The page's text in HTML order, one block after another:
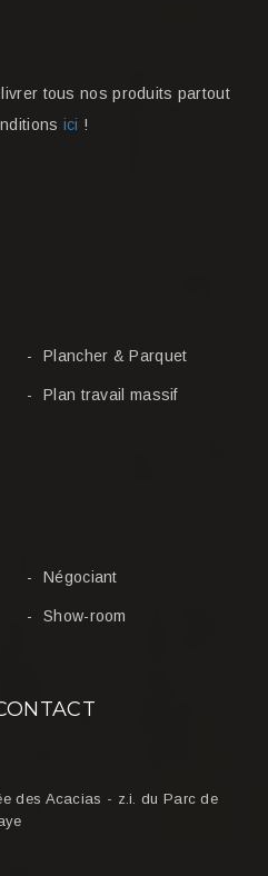
tous nos produits partout
ici !
Plancher & Parquet
Plan travail massif
Négociant
Show-room
des Acacias - z.i. du Parc de